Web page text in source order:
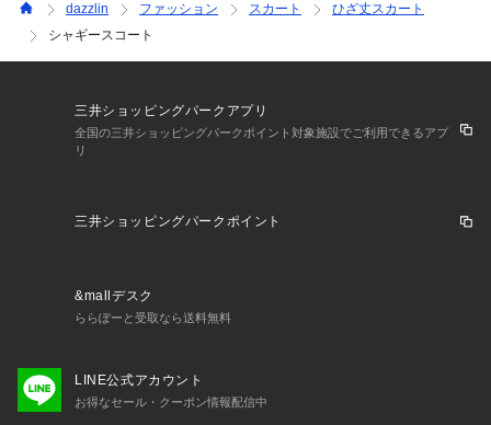
dazzlin ファッション スカート
ひざ丈スカート
シャギースコート
三井ショッピングパークアプリ
全国の三井ショッピングパークポイント対象施設でご利用できるアプ
リ
三井ショッピングパークポイント
&mallデスク
ららぽーと受取なら送料無料
LINE公式アカウント
お得なセール・クーポン情報配信中